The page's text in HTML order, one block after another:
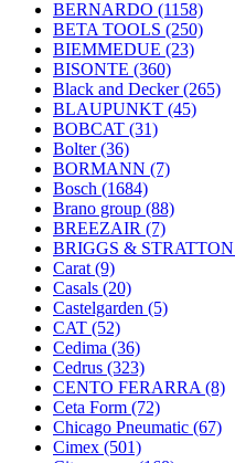
BERNARDO (1158)
BETA TOOLS (250)
BIEMMEDUE (23)
BISONTE (360)
Black and Decker(265)
BLAUPUNKT (45)
BOBCAT (31)
Bolter(36)
BORMANN (7)
Bosch (1684)
Brano group (88)
BREEZAIR (7)
BRIGGS & STRATTON
Carat (9)
Casals (20)
Castelgarden (5)
CAT (52)
Cedima (36)
Cedrus (323)
CENTO FERARRA (8)
Ceta Form (72)
Chicago Pneumatic (67)
Cimex (501)